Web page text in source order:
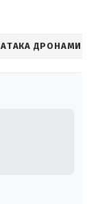
АТАКА ДРОНАМИ-